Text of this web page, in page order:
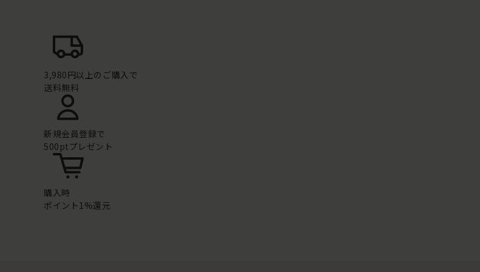
3,980円以上のご購入で
送料無料
新規会員登録で
500ptプレゼント
購入時
ポイント1%還元